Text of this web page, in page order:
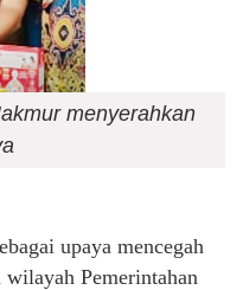
menyerahkan
upaya mencegah
Pemerintahan